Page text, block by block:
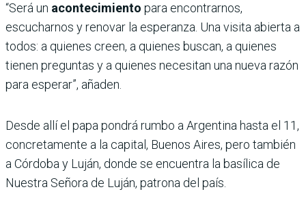
“Será un acontecimiento para encontrarnos,
escucharnos y renovar la esperanza. Una visita abierta a
todos: a quienes creen, a quienes buscan, a quienes
tienen preguntas y a quienes necesitan una nueva razón
para esperar”, añaden.
Desde allí el papa pondrá rumbo a Argentina hasta el 11,
concretamente a la capital, Buenos Aires, pero también
a Córdoba y Luján, donde se encuentra la basílica de
Nuestra Señora de Luján, patrona del país.